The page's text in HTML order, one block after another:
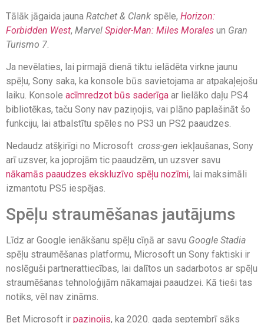
Tālāk jāgaida jauna Ratchet & Clank spēle, Horizon:
Forbidden West, Marvel Spider-Man: Miles Morales un Gran
Turismo 7
Ja nevēlaties, lai pirmajā dienā tiktu ielādēta virkne jaunu
spēļu, Sony saka, ka konsole būs savietojama ar atpakaļejošu
laiku. Konsole acīmredzot būs saderīga ar lielāko daļu PS4
bibliotēkas, taču Sony nav paziņojis, vai plāno paplašināt šo
funkciju, lai atbalstītu spēles no PS3 un PS2 paaudzes.
Nedaudz atšķirīgi no Microsoft cross-gen iekļaušanas, Sony
arī uzsver, ka joprojām tic paaudzēm, un uzsver savu
nākamās paaudzes ekskluzīvo spēļu nozīmi, lai maksimāli
izmantotu PS5 iespējas.
Spēļu straumēšanas jautājums
Līdz ar Google ienākšanu spēļu cīņā ar savu Google Stadia
spēļu straumēšanas platformu, Microsoft un Sony faktiski ir
noslēguši partnerattiecības, lai dalītos un sadarbotos ar spēļu
straumēšanas tehnoloģijām nākamajai paaudzei. Kā tieši tas
notiks, vēl nav zināms.
Bet Microsoft ir paziņojis, ka 2020. gada septembrī sāks